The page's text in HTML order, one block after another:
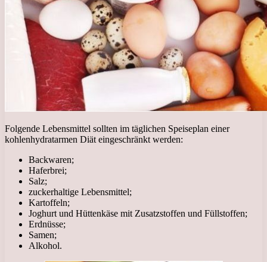
Folgende Lebensmittel sollten im täglichen Speiseplan einer
kohlenhydratarmen Diät eingeschränkt werden:
Backwaren;
Haferbrei;
Salz;
zuckerhaltige Lebensmittel;
Kartoffeln;
Joghurt und Hüttenkäse mit Zusatzstoffen und Füllstoffen;
Erdnüsse;
Samen;
Alkohol.